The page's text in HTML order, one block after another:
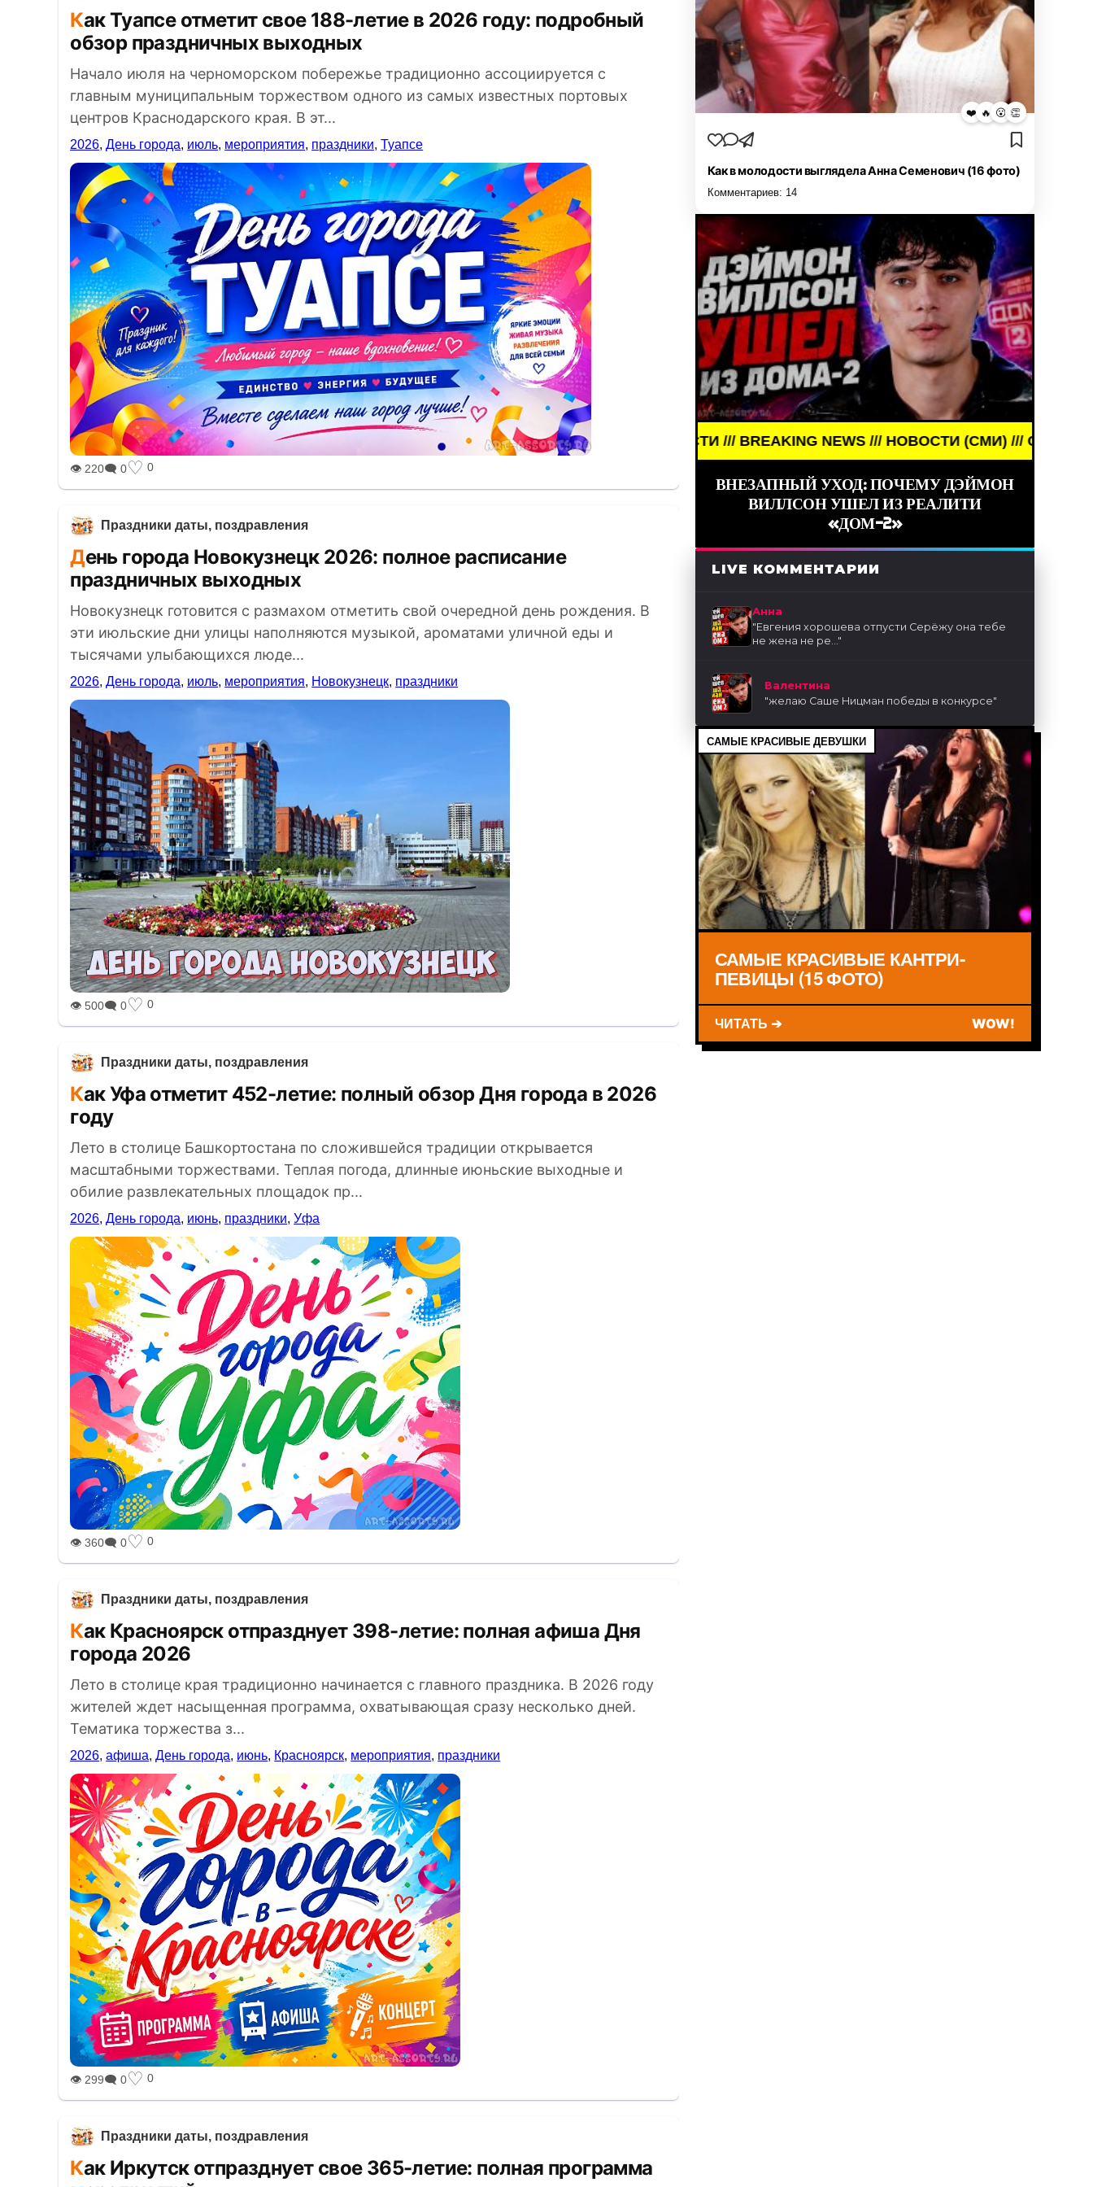
Как Туапсе отметит свое 188-летие в 2026 году: подробный
обзор праздничных выходных
Начало июля на черноморском побережье традиционно ассоциируется с
главным муниципальным торжеством одного из самых известных портовых
центров Краснодарского края. В эт...
2026,День города, июль, мероприятия, праздники,Туапсе
👁 220🗨 0♡ 0
Праздники даты, поздравления
День города Новокузнецк 2026: полное расписание
праздничных выходных
Новокузнецк готовится с размахом отметить свой очередной день рождения. В
эти июльские дни улицы наполняются музыкой, ароматами уличной еды и
тысячами улыбающихся люде...
2026,День города, июль, мероприятия, Новокузнецк, праздники
👁 500🗨 0♡ 0
Праздники даты, поздравления
Как Уфа отметит 452-летие: полный обзор Дня города в 2026
году
Лето в столице Башкортостана по сложившейся традиции открывается
масштабными торжествами. Теплая погода, длинные июньские выходные и
обилие развлекательных площадок пр...
2026,День города, июнь, праздники,Уфа
👁 360🗨 0♡ 0
Праздники даты, поздравления
Как Красноярск отпразднует 398-летие: полная афиша Дня
города 2026
Лето в столице края традиционно начинается с главного праздника. В 2026 году
жителей ждет насыщенная программа, охватывающая сразу несколько дней.
Тематика торжества з...
2026,афиша,День города, июнь, Красноярск, мероприятия, праздники
👁 299🗨 0♡ 0
Праздники даты, поздравления
Как Иркутск отпразднует свое 365-летие: полная программа
❤️ 🔥 😮 👏
Как в молодости выглядела Анна Семенович (16 фото)
Комментариев: 14
BREAKING NEWS /// НОВОСТИ (СМИ) /// СВЕЖИЕ НОВОСТИ /// BREAKING NEWS /// НОВОСТИ (СМИ) /// СВЕЖИЕ НОВОСТИ ///
ВНЕЗАПНЫЙ УХОД: ПОЧЕМУ ДЭЙМОН
ВИЛЛСОН УШЕЛ ИЗ РЕАЛИТИ
«ДОМ-2»
LIVE КОММЕНТАРИИ
Анна
"Евгения хорошева отпусти Серёжу она тебе
не жена не ре..."
Валентина
"желаю Саше Ницман победы в конкурсе"
САМЫЕ КРАСИВЫЕ ДЕВУШКИ
САМЫЕ КРАСИВЫЕ КАНТРИ-
ПЕВИЦЫ (15 ФОТО)
ЧИТАТЬ ➔ WOW!